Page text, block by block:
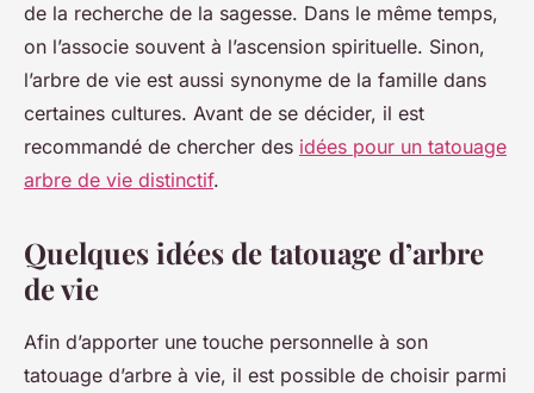
de la recherche de la sagesse. Dans le même temps,
on l’associe souvent à l’ascension spirituelle. Sinon,
l’arbre de vie est aussi synonyme de la famille dans
certaines cultures. Avant de se décider, il est
recommandé de chercher des idées pour un tatouage
arbre de vie distinctif.
Quelques idées de tatouage d’arbre
de vie
Afin d’apporter une touche personnelle à son
tatouage d’arbre à vie, il est possible de choisir parmi